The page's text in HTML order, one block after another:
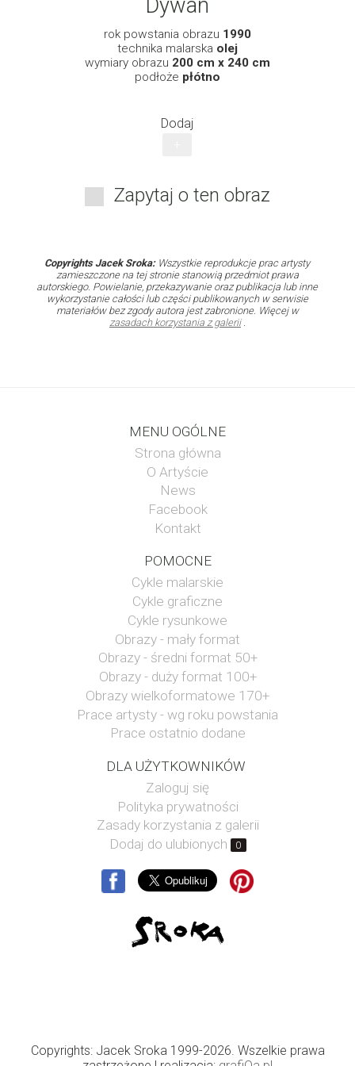
Dywan
rok powstania obrazu 1990
technika malarska olej
wymiary obrazu 200 cm x 240 cm
podłoże płótno
Dodaj
Zapytaj o ten obraz
Copyrights Jacek Sroka:Wszystkie reprodukcje prac artysty
zamieszczone na tej stronie stanowią przedmiot prawa
autorskiego. Powielanie, przekazywanie oraz publikacja lub inne
wykorzystanie całości lub części publikowanych w serwisie
materiałów bez zgody autora jest zabronione. Więcej w
zasadach korzystania z galerii.
MENU OGÓLNE
Strona główna
O Artyście
News
Facebook
Kontakt
POMOCNE
Cykle malarskie
Cykle graficzne
Cykle rysunkowe
Obrazy - mały format
Obrazy - średni format 50+
Obrazy - duży format 100+
Obrazy wielkoformatowe 170+
Prace artysty - wg roku powstania
Prace ostatnio dodane
DLA UŻYTKOWNIKÓW
Zaloguj się
Polityka prywatności
Zasady korzystania z galerii
Dodaj do ulubionych
0
Copyrights: Jacek Sroka 1999-2026. Wszelkie prawa